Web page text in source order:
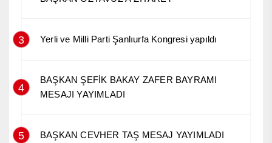
3 Yerli ve Milli Parti Şanlıurfa Kongresi yapıldı
4
BAŞKAN ŞEFİK BAKAY ZAFER BAYRAMI
MESAJI YAYIMLADI
5 BAŞKAN CEVHER TAŞ MESAJ YAYIMLADI